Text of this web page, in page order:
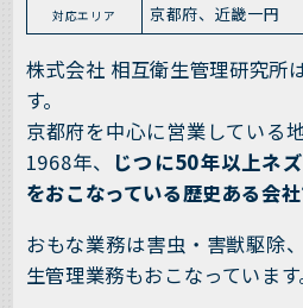
対応エリア 京都府、近畿一円
株式会社 相互衛生管理研究所
す。
京都府を中心に営業している
1968年、 じつに50年以上ネ
をおこなっている歴史ある会社
おもな業務は害虫・害獣駆除
生管理業務もおこなっています